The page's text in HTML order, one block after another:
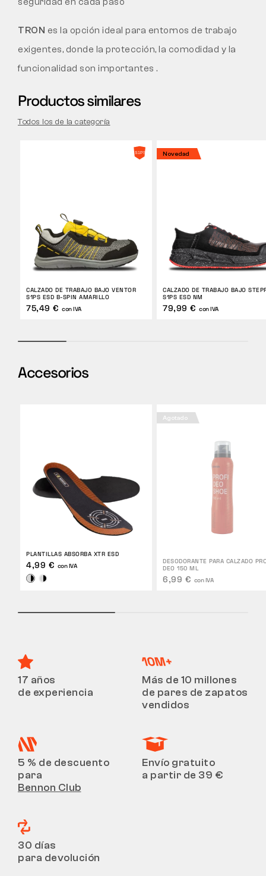
TRON es la opción ideal para entornos de trabajo
exigentes, donde la protección, la comodidad y la
funcionalidad son importantes .
Productos similares
Todos los de la categoría
CALZADO DE TRABAJO BAJO VENTOR
S1PS ESD B-SPIN AMARILLO
75,49 € con IVA
Novedad
CALZADO DE TRABAJO BAJO
S1PS ESD NM
79,99 € con IVA
Accesorios
PLANTILLAS ABSORBA XTR ESD
4,99 € con IVA
Agotado
DESODORANTE PARA CALZADO
DEO 150 ML
6,99 € con IVA
17 años
de experiencia
Más de 10 millones
de pares de zapatos
vendidos
5 % de descuento
para
Bennon Club
Envío gratuito
a partir de 39 €
30 días
para devolución